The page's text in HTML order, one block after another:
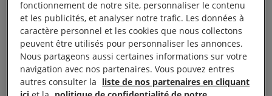
exactions au Yémen. Amnesty International a
également des raisons légitimes de craindre que du
matériel de guerre français, à destination de l’Arabie
saoudite, soit chargé au port de Marseille-Fos.
fonctionnement de notre site, personnaliser le contenu
et les publicités, et analyser notre trafic. Les données à
caractère personnel et les cookies que nous collectons
peuvent être utilisés pour personnaliser les annonces.
Nous partageons aussi certaines informations sur votre
navigation avec nos partenaires. Vous pouvez entres
autres consulter la liste de nos partenaires en cliquant